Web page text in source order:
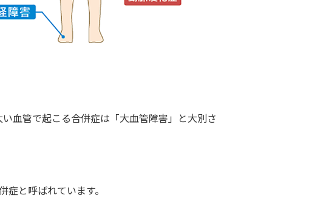
血管で起こる合併症は「大血管障害」と大別さ
と呼ばれています。